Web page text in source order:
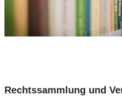
Rechtssammlung und